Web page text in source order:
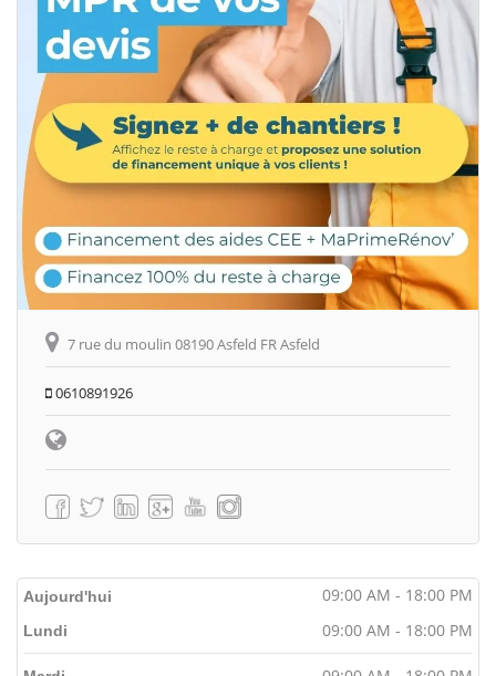
7 rue du moulin 08190 Asfeld FR Asfeld
0610891926
Aujourd'hui 09:00 AM - 18:00 PM
Lundi 09:00 AM - 18:00 PM